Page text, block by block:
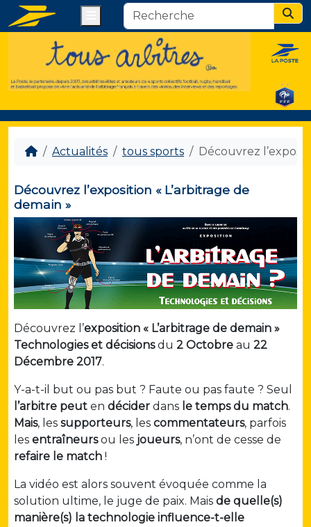
Actualités tous sports Découvrez
Découvrez l’exposition « L’arbitrage de
demain »
Découvrez l’exposition « L’arbitrage de demain »
Technologies et décisionsdu 2 Octobre au 22
Décembre 2017.
Y-a-t-il but ou pas but ? Faute ou pas faute ? Seul
l’arbitre peut en décider dans le temps du match.
Mais, les supporteurs, les commentateurs, parfois
les entraîneursou les joueurs, n’ont de cesse de
refaire le match !
La vidéo est alors souvent évoquée comme la
solution ultime, le juge de paix. Mais de quelle(s)
manière(s) la technologie influence-t-elle